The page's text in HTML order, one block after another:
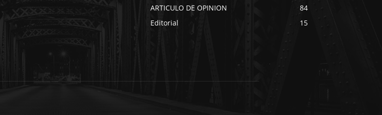
ARTICULO DE OPINION
84
Editorial
15